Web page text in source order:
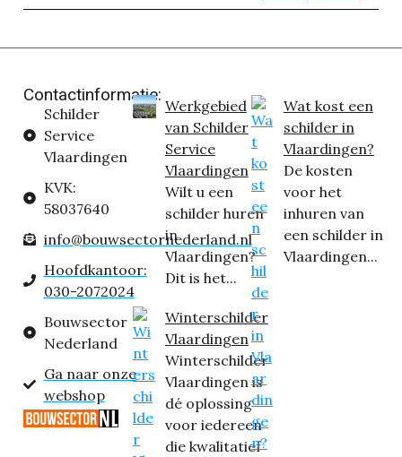
Contactinformatie:
Schilder
Service
Vlaardingen
KVK:
58037640
info@bouwsectornederland.nl
Hoofdkantoor:
030-2072024
Bouwsector
Nederland
Ga naar onze
webshop
Werkgebied
van Schilder
Service
Vlaardingen
Wilt u een
schilder huren
in
Vlaardingen?
Dit is het...
Winterschilder
Vlaardingen
Winterschilder
Vlaardingen is
dé oplossing
voor iedereen
die kwalitatief
Wat kost een
schilder in
Vlaardingen?
De kosten
voor het
inhuren van
een schilder in
Vlaardingen...